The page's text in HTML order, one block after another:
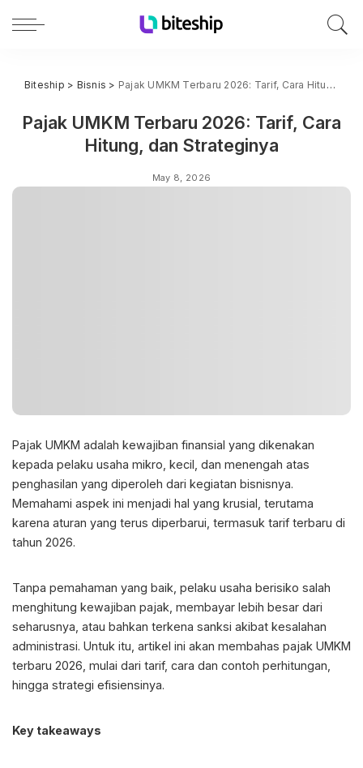
Biteship > Bisnis > Pajak UMKM Terbaru 2026: Tarif, Cara Hitung, dan Strateginya
Pajak UMKM Terbaru 2026: Tarif, Cara
Hitung, dan Strateginya
May 8, 2026
Pajak UMKM adalah kewajiban finansial yang dikenakan
kepada pelaku usaha mikro, kecil, dan menengah atas
penghasilan yang diperoleh dari kegiatan bisnisnya.
Memahami aspek ini menjadi hal yang krusial, terutama
karena aturan yang terus diperbarui, termasuk tarif terbaru di
tahun 2026.
Tanpa pemahaman yang baik, pelaku usaha berisiko salah
menghitung kewajiban pajak, membayar lebih besar dari
seharusnya, atau bahkan terkena sanksi akibat kesalahan
administrasi. Untuk itu, artikel ini akan membahas pajak UMKM
terbaru 2026, mulai dari tarif, cara dan contoh perhitungan,
hingga strategi efisiensinya.
Key takeaways